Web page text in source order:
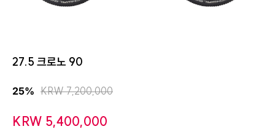
27.5 크로노 90
25% KRW 7,200,000
KRW 5,400,000